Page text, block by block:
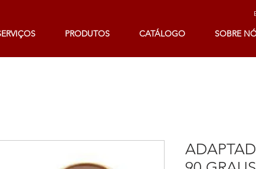
PRODUTOS CATÁLOGO SOBRE